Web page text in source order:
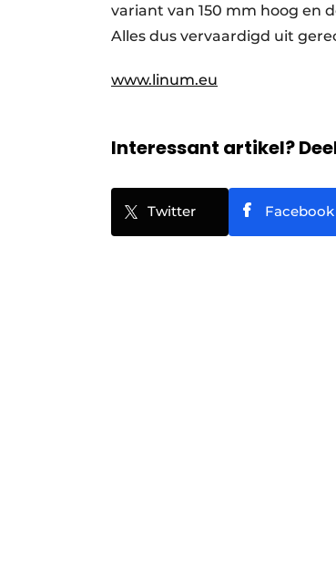
variant van 150 mm hoog en
Alles dus vervaardigd uit
www.linum.eu
Interessant artikel?
Twitter Facebook